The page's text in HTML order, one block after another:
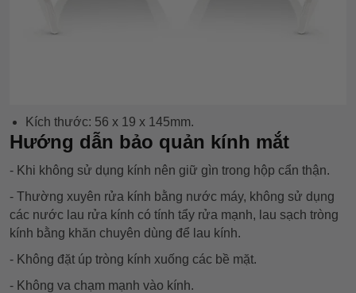
Kích thước: 56 x 19 x 145mm.
Hướng dẫn bảo quản kính mắt
- Khi không sử dụng kính nên giữ gìn trong hộp cẩn thận.
- Thường xuyên rửa kính bằng nước máy, không sử dụng
các nước lau rửa kính có tính tẩy rửa mạnh, lau sạch tròng
kính bằng khăn chuyên dùng để lau kính.
- Không đặt úp tròng kính xuống các bề mặt.
- Không va chạm mạnh vào kính.